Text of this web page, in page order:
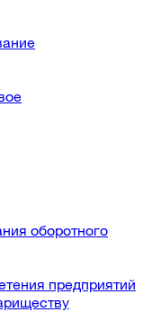
оборотного
предприятий